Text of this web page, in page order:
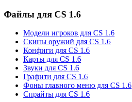
Файлы для CS 1.6
Модели игроков для CS 1.6
Скины оружий для CS 1.6
Конфиги для CS 1.6
Карты для CS 1.6
Звуки для CS 1.6
Графити для CS 1.6
Фоны главного меню для CS 1.6
Спрайты для CS 1.6